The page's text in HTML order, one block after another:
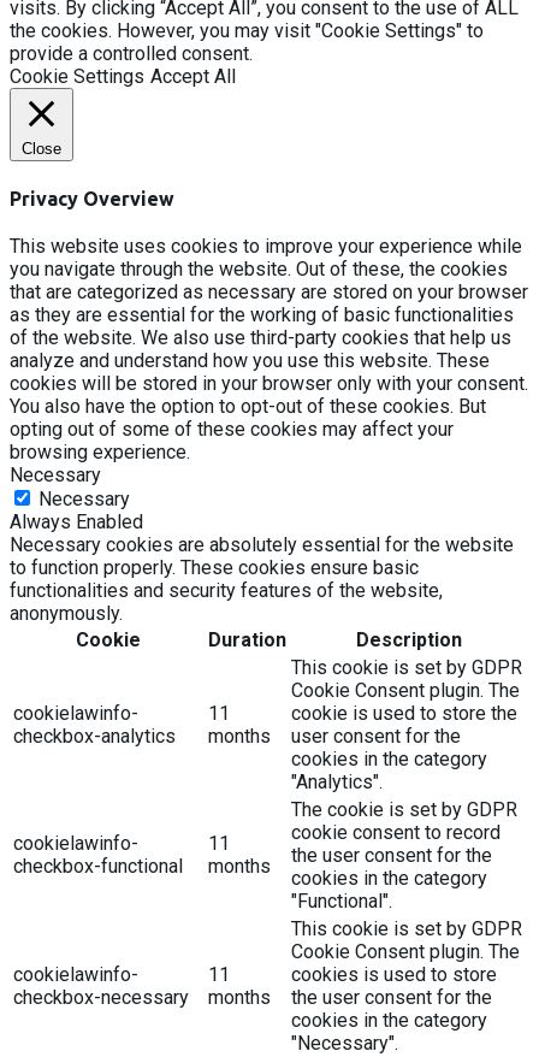
visits. By clicking “Accept All”, you consent to the use of ALL
the cookies. However, you may visit "Cookie Settings" to
provide a controlled consent.
Cookie Settings Accept All
Close
Privacy Overview
This website uses cookies to improve your experience while
you navigate through the website. Out of these, the cookies
that are categorized as necessary are stored on your browser
as they are essential for the working of basic functionalities
of the website. We also use third-party cookies that help us
analyze and understand how you use this website. These
cookies will be stored in your browser only with your consent.
You also have the option to opt-out of these cookies. But
opting out of some of these cookies may affect your
browsing experience.
Necessary
Necessary
Always Enabled
Necessary cookies are absolutely essential for the website
to function properly. These cookies ensure basic
functionalities and security features of the website,
anonymously.
Cookie
Duration Description
cookielawinfo-
checkbox-analytics
11
months
This cookie is set by GDPR
Cookie Consent plugin. The
cookie is used to store the
user consent for the
cookies in the category
"Analytics".
cookielawinfo-
checkbox-functional
11
months
The cookie is set by GDPR
cookie consent to record
the user consent for the
cookies in the category
"Functional".
cookielawinfo-
checkbox-necessary
11
months
This cookie is set by GDPR
Cookie Consent plugin. The
cookies is used to store
the user consent for the
cookies in the category
"Necessary".